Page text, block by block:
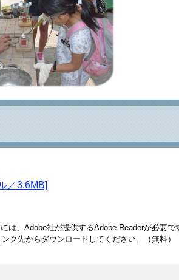
／3.6MB]
は、Adobe社が提供するAdobe Readerが必要で
ク先からダウンロードしてください。（無料）